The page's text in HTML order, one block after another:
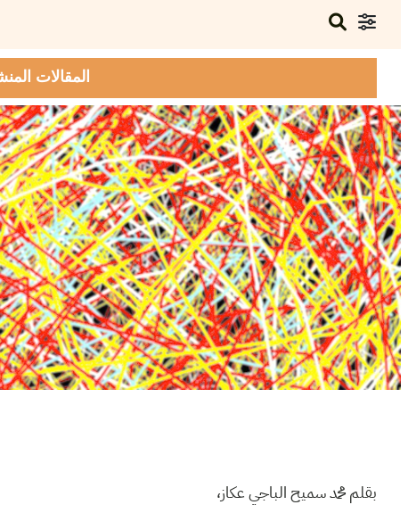
المقالات
بقلم محمد سميح الباجي عكاز،